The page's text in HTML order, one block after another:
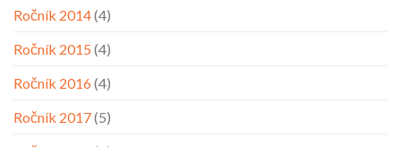
Ročník 2014(4)
Ročník 2015 (4)
Ročník 2016(4)
Ročník 2017(5)